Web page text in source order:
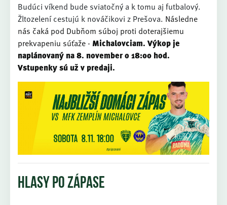
Budúci víkend bude sviatočný a k tomu aj futbalový.
Žltozelení cestujú k nováčikovi z Prešova. Následne
nás čaká pod Dubňom súboj proti doterajšiemu
prekvapeniu súťaže - Michalovciam. Výkop je
naplánovaný na 8. november o 18:00 hod.
Vstupenky sú už v predaji.
HLASY PO ZÁPASE